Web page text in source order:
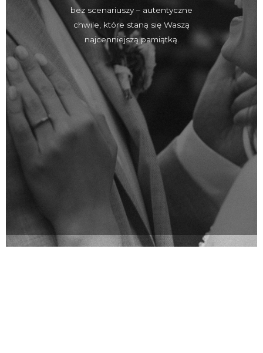
bez scenariuszy – autentyczne
chwile, które staną się Waszą
najcenniejszą pamiątką.